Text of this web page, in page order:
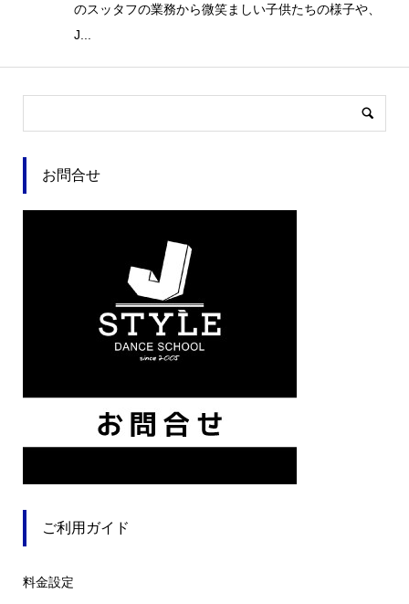
のスッタフの業務から微笑ましい子供たちの様子や、
J...
お問合せ
ご利用ガイド
料金設定